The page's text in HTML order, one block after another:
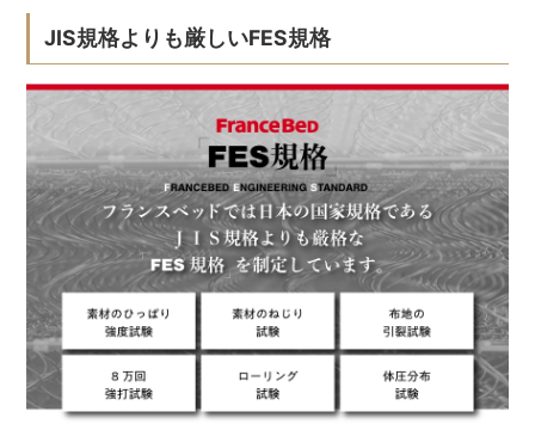
JIS規格よりも厳しいFES規格